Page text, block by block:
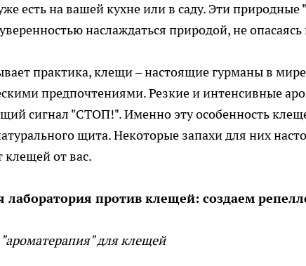
есть на вашей кухне или в саду. Эти
наслаждаться природой, не
практика, клещи – настоящие гурманы в мире
предпочтениями. Резкие и интенсивные
сигнал "СТОП!". Именно эту особенность
щита. Некоторые запахи для них
клещей от вас.
против клещей: создаем
для клещей